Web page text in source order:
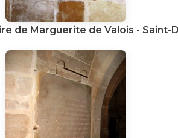
de Marguerite de Valois - Saint-